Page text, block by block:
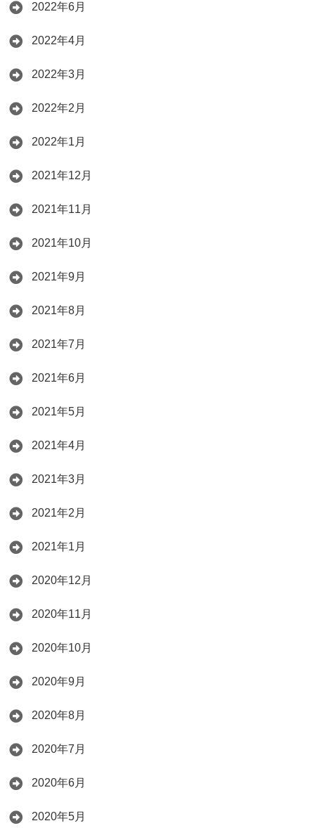
2022年6月
2022年4月
2022年3月
2022年2月
2022年1月
2021年12月
2021年11月
2021年10月
2021年9月
2021年8月
2021年7月
2021年6月
2021年5月
2021年4月
2021年3月
2021年2月
2021年1月
2020年12月
2020年11月
2020年10月
2020年9月
2020年8月
2020年7月
2020年6月
2020年5月